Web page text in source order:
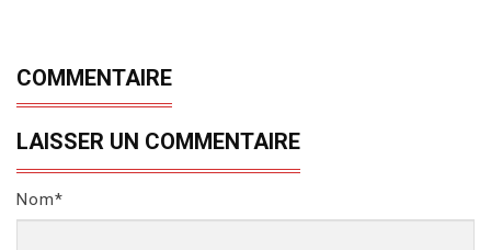
COMMENTAIRE
LAISSER UN COMMENTAIRE
Nom*